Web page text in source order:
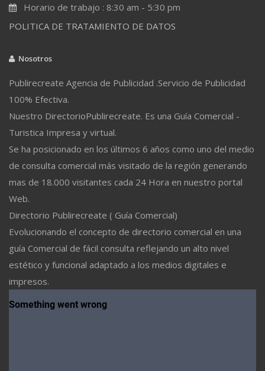
Horario de trabajo : 8:30 am - 5:30 pm
POLITICA DE TRATAMIENTO DE DATOS
Nosotros
Publirecreate Agencia de Publicidad .Servicio de Publicidad
100% Efectiva.
Nuestro DirectorioPublirecreate. Es una Guía Comercial -
Turistica Impresa y virtual.
Se ha posicionado en los últimos 6 años como uno del medio
de consulta comercial más visitado de la región generando
mas de 18.000 visitantes cada 24 Hora en nuestro portal
Web.
Directorio Publirecreate ( Guía Comercial)
Evolucionando el concepto de directorio comercial en una
guía Comercial de fácil consulta reflejando un alto nivel
estético y funcional adaptado a los medios digitales e
impresos.